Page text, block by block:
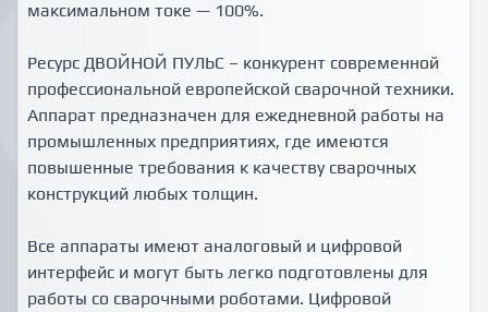
максимальном токе — 100%.
Ресурс ДВОЙНОЙ ПУЛЬС – конкурент современной
профессиональной европейской сварочной техники.
Аппарат предназначен для ежедневной работы на
промышленных предприятиях, где имеются
повышенные требования к качеству сварочных
конструкций любых толщин.
Все аппараты имеют аналоговый и цифровой
интерфейс и могут быть легко подготовлены для
работы со сварочными роботами. Цифровой